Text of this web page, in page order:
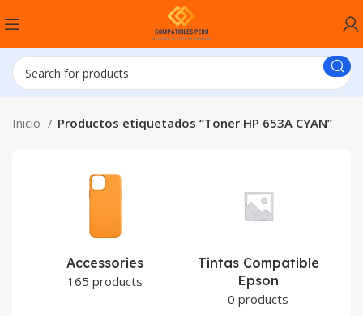
Inicio Productos etiquetados “Toner HP 653A CYAN”
Accessories
165 products
Tintas Compatible
Epson
0 products